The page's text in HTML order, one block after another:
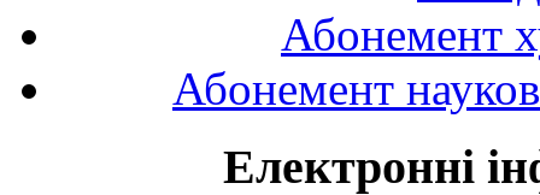
Абонемент
Абонемент
Електронні